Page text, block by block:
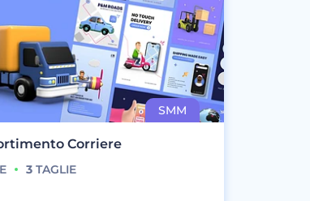
Corriere
3TAGLIE